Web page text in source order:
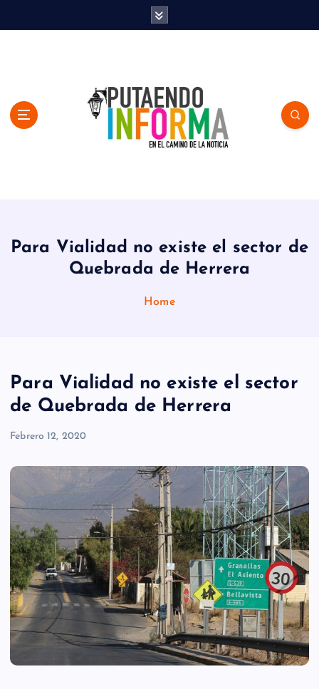
Para Vialidad no existe el sector de
Quebrada de Herrera
Home
Para Vialidad no existe el sector
de Quebrada de Herrera
Febrero 12, 2020